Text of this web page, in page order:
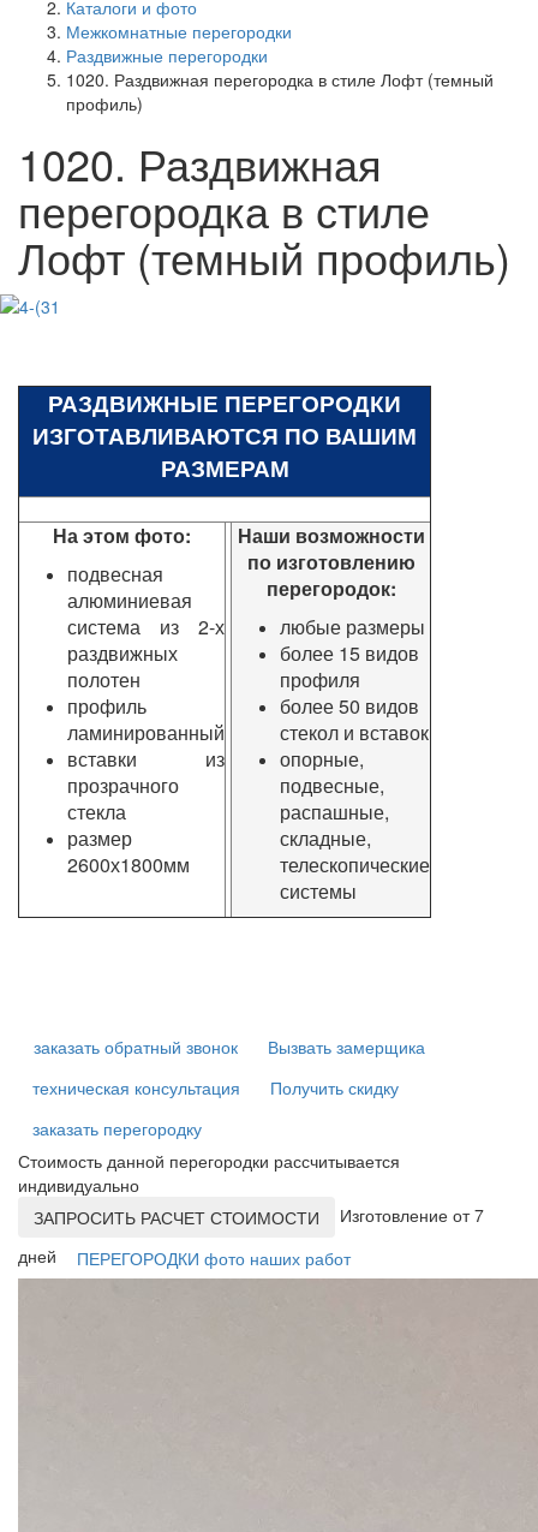
Каталоги и фото
Межкомнатные перегородки
Раздвижные перегородки
1020. Раздвижная перегородка в стиле Лофт (темный
профиль)
1020. Раздвижная
перегородка в стиле
Лофт (темный профиль)
РАЗДВИЖНЫЕ ПЕРЕГОРОДКИ
ИЗГОТАВЛИВАЮТСЯ ПО ВАШИМ
РАЗМЕРАМ
На этом фото:
подвесная
алюминиевая
система из 2-х
раздвижных
полотен
профиль
ламинированный
вставки из
прозрачного
стекла
размер
2600х1800мм
Наши возможности
по изготовлению
перегородок:
любые размеры
более 15 видов
профиля
более 50 видов
стекол и вставок
опорные,
подвесные,
распашные,
складные,
телескопические
системы
заказать обратный звонок
Вызвать замерщика
техническая консультация
Получить скидку
заказать перегородку
Стоимость данной перегородки рассчитывается
индивидуально
ЗАПРОСИТЬ РАСЧЕТ СТОИМОСТИ
Изготовление от 7
дней
ПЕРЕГОРОДКИ фото наших работ